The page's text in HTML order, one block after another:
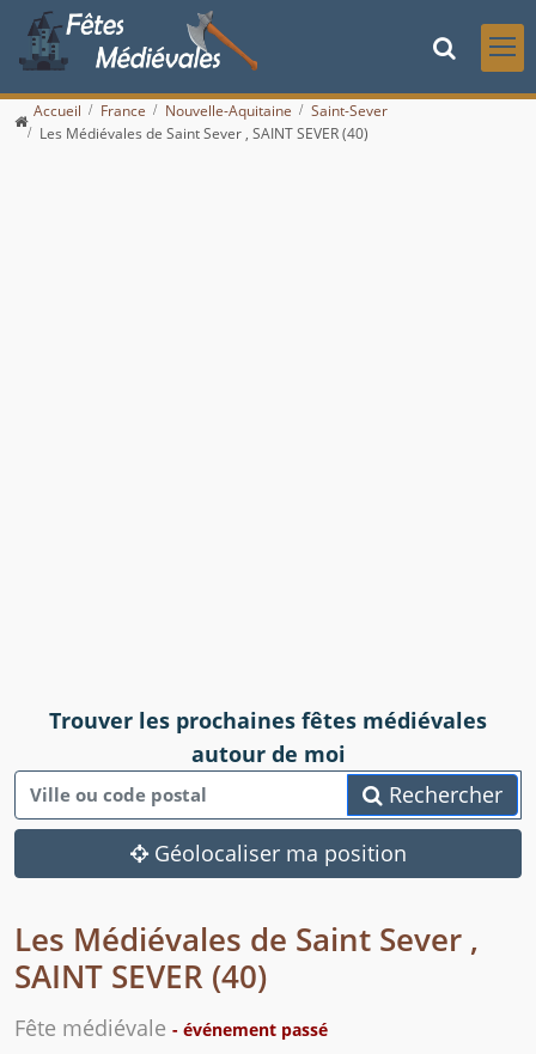
Accueil France Nouvelle-Aquitaine
Saint-Sever
Les Médiévales de Saint Sever , SAINT SEVER (40)
Trouver les prochaines fêtes médiévales
autour de moi
Rechercher
Géolocaliser ma position
Les Médiévales de Saint Sever ,
SAINT SEVER (40)
Fête médiévale - événement passé